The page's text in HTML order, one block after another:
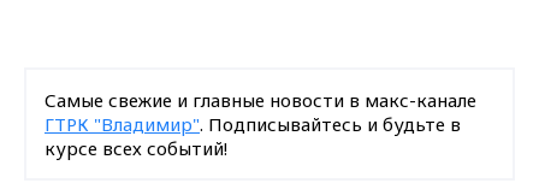
Самые свежие и главные новости в макс-канале
ГТРК "Владимир". Подписывайтесь и будьте в
курсе всех событий!